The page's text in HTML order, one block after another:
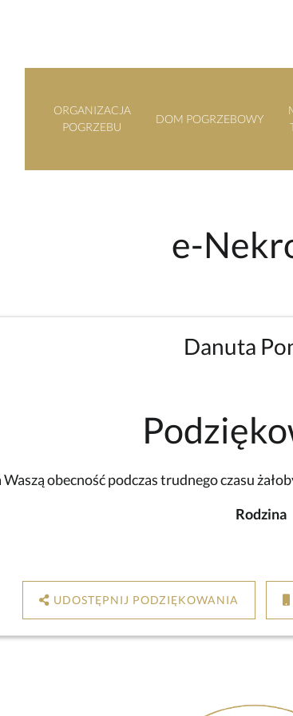
ORGANIZACJA
POGRZEBU
DOM POGRZEBOWY
e-
Danuta
obecność podczas trudnego czasu
Rodzina
UDOSTĘPNIJ PODZIĘKOWANIA